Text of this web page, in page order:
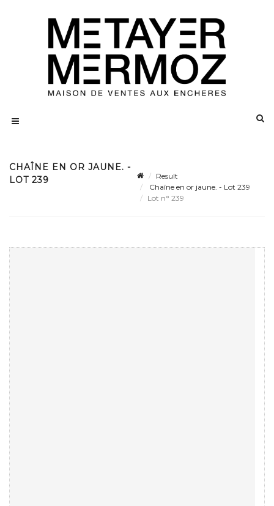
CHAÎNE EN OR JAUNE. -
LOT 239
Result
Chaîne en or jaune. - Lot 239
Lot n° 239